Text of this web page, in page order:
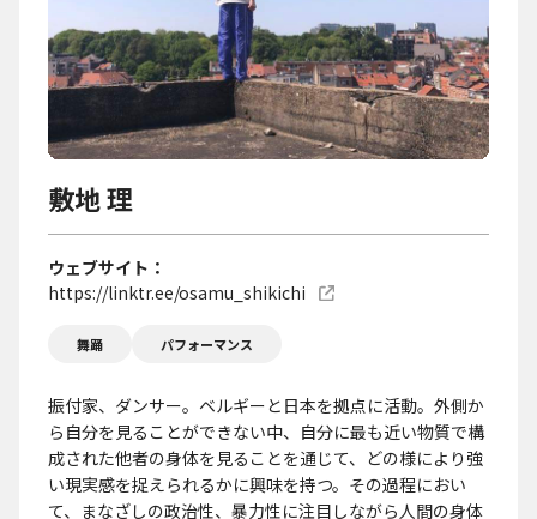
敷地 理
ウェブサイト
https://linktr.ee/osamu_shikichi
舞踊 パフォーマンス
振付家、ダンサー。ベルギーと日本を拠点に活動。外側か
ら自分を見ることができない中、自分に最も近い物質で構
成された他者の身体を見ることを通じて、どの様により強
い現実感を捉えられるかに興味を持つ。その過程におい
て、まなざしの政治性、暴力性に注目しながら人間の身体